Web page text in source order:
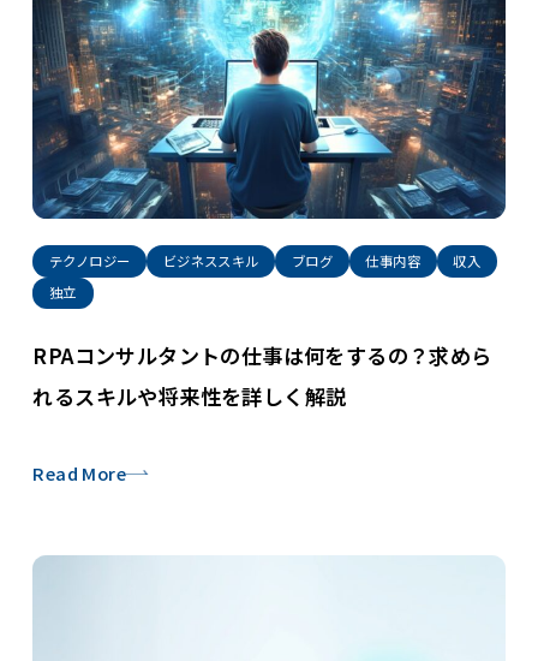
テクノロジー ビジネススキル ブログ 仕事内容
収入
独立
RPAコンサルタントの仕事は何をするの？求めら
れるスキルや将来性を詳しく解説
Read More